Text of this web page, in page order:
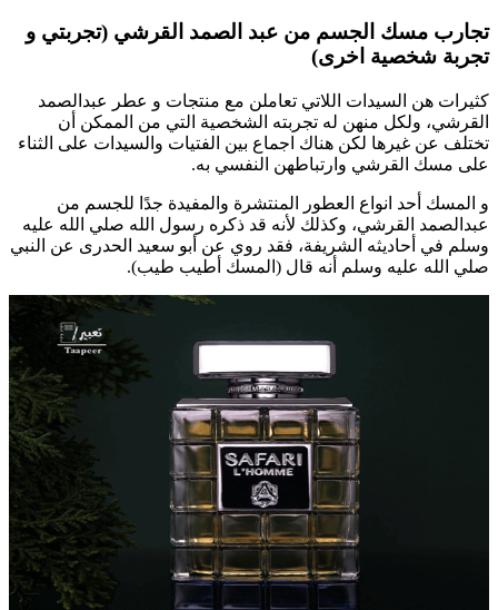
تجارب مسك الجسم من عبد الصمد القرشي (تجربتي و
تجربة شخصية اخرى)
كثيرات هن السيدات اللاتي تعاملن مع منتجات و عطر عبدالصمد
القرشي، ولكل منهن له تجربته الشخصية التي من الممكن أن
تختلف عن غيرها لكن هناك اجماع بين الفتيات والسيدات على الثناء
على مسك القرشي وارتباطهن النفسي به.
و المسك أحد انواع العطور المنتشرة والمفيدة جدًا للجسم من
عبدالصمد القرشي، وكذلك لأنه قد ذكره رسول الله صلي الله عليه
وسلم في أحاديثه الشريفة، فقد روي عن أبو سعيد الحدرى عن النبي
صلي الله عليه وسلم أنه قال (المسك أطيب طيب).